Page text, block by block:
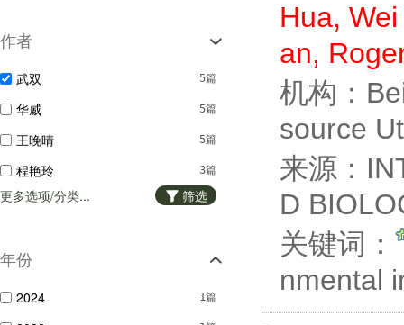
作者
5篇
武双
5篇
华威
5篇
王晚晴
3篇
程艳玲
2篇
赵国群
1篇
李玉玲
更多选项/分类... 筛选
年份
1篇
2024
Hua, Wei
an,
机构：
source
来源：
D
关键词：
nmental